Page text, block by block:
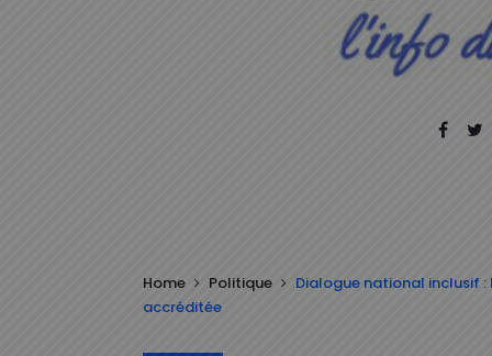
Home Politique
Dialogue national inclusif :
accréditée